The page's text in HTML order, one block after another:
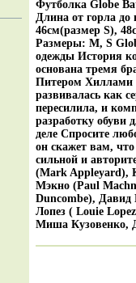
Футболка Globe
Длина от горла
46см(размер S),
Размеры: M, S
одежды История
основана тремя
Питером Хиллами
развивалась как
пересилила, и
разработку обуви
деле Спросите
он скажет вам, что
сильной и
(Mark Appleyard),
Мэкно (Paul
Duncombe), Давид
Лопез ( Louie
Миша Кузовенко,